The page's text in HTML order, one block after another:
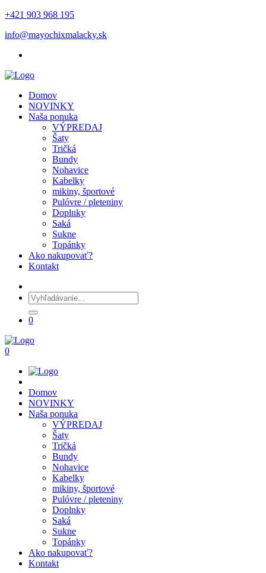
+421 903 968 195
info@mayochixmalacky.sk
Domov
NOVINKY
Naša ponuka
VÝPREDAJ
Šaty
Tričká
Bundy
Nohavice
Kabelky
mikiny, športové
Pulóvre / pleteniny
Doplnky
Saká
Sukne
Topánky
Ako nakupovať?
Kontakt
0
0
Domov
NOVINKY
Naša ponuka
VÝPREDAJ
Šaty
Tričká
Bundy
Nohavice
Kabelky
mikiny, športové
Pulóvre / pleteniny
Doplnky
Saká
Sukne
Topánky
Ako nakupovať?
Kontakt